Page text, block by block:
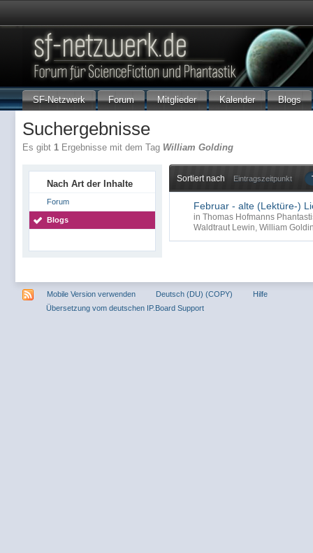
SF-Netzwerk Forum Mitglieder Kalender Blogs
Suchergebnisse
Es gibt 1 Ergebnisse mit dem Tag William Golding
Nach Art der Inhalte
Forum
Blogs
Sortiert nach Eintragszeitpunkt
Februar - alte (Lektüre-)
in Thomas Hofmanns
Waldtraut Lewin, William
Mobile Version verwenden Deutsch (DU) (COPY)
Hilfe
Übersetzung vom deutschen IP.Board Support